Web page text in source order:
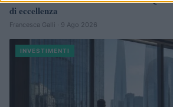
di eccellenza
Francesca Galli · 9 Ago 2026
INVESTIMENTI